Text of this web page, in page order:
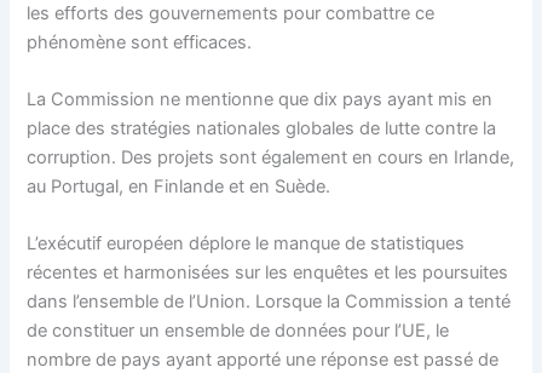
les efforts des gouvernements pour combattre ce
phénomène sont efficaces.
La Commission ne mentionne que dix pays ayant mis en
place des stratégies nationales globales de lutte contre la
corruption. Des projets sont également en cours en Irlande,
au Portugal, en Finlande et en Suède.
L’exécutif européen déplore le manque de statistiques
récentes et harmonisées sur les enquêtes et les poursuites
dans l’ensemble de l’Union. Lorsque la Commission a tenté
de constituer un ensemble de données pour l’UE, le
nombre de pays ayant apporté une réponse est passé de